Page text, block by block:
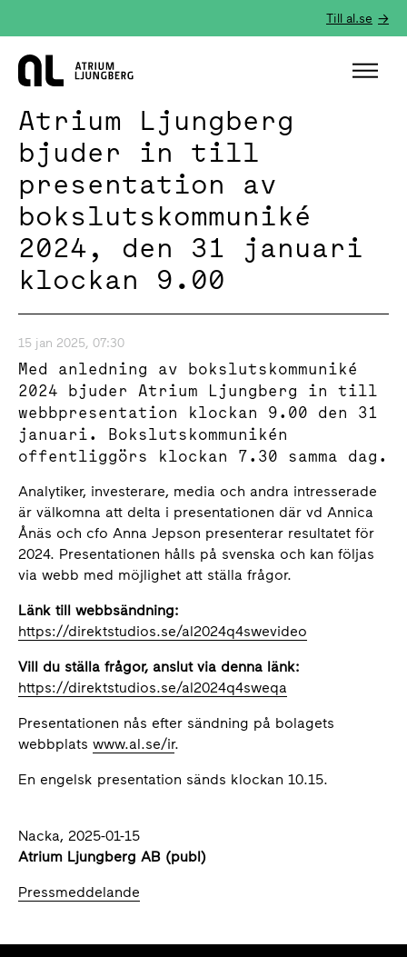
Till al.se
Hem
Atrium Ljungberg
bjuder in till
presentation av
bokslutskommuniké
2024, den 31 januari
klockan 9.00
15 jan 2025, 07:30
Med anledning av bokslutskommuniké
2024 bjuder Atrium Ljungberg in till
webbpresentation klockan 9.00 den 31
januari. Bokslutskommunikén
offentliggörs klockan 7.30 samma dag.
Analytiker, investerare, media och andra intresserade
är välkomna att delta i presentationen där vd Annica
Ånäs och cfo Anna Jepson presenterar resultatet för
2024. Presentationen hålls på svenska och kan följas
via webb med möjlighet att ställa frågor.
Länk till webbsändning:
https://direktstudios.se/al2024q4swevideo
Vill du ställa frågor, anslut via denna länk:
https://direktstudios.se/al2024q4sweqa
Presentationen nås efter sändning på bolagets
webbplats www.al.se/ir.
En engelsk presentation sänds klockan 10.15.
Nacka, 2025-01-15
Atrium Ljungberg AB (publ)
Pressmeddelande